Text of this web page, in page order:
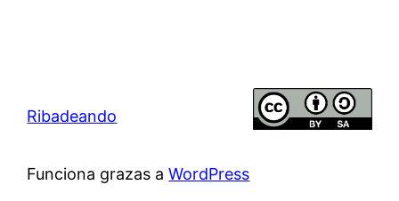
Ribadeando
Funciona grazas aWordPress